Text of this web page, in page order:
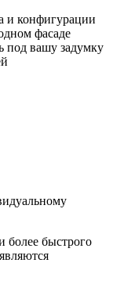
и конфигурации
фасаде
под вашу задумку
более быстрого